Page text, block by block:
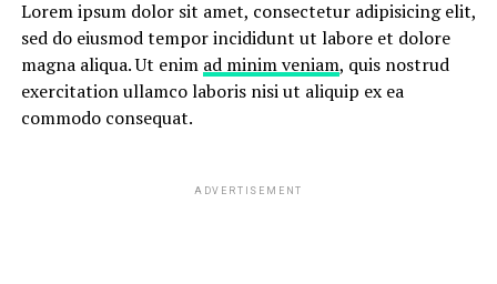
Lorem ipsum dolor sit amet, consectetur adipisicing elit,
sed do eiusmod tempor incididunt ut labore et dolore
magna aliqua. Ut enim ad minim veniam, quis nostrud
exercitation ullamco laboris nisi ut aliquip ex ea
commodo consequat.
ADVERTISEMENT